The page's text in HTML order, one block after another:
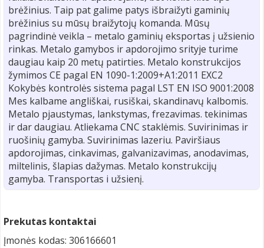
brėžinius. Taip pat galime patys išbraižyti gaminių
brėžinius su mūsų braižytojų komanda. Mūsų
pagrindinė veikla – metalo gaminių eksportas į užsienio
rinkas. Metalo gamybos ir apdorojimo srityje turime
daugiau kaip 20 metų patirties. Metalo konstrukcijos
žymimos CE pagal EN 1090-1:2009+A1:2011 EXC2
Kokybės kontrolės sistema pagal LST EN ISO 9001:2008
Mes kalbame angliškai, rusiškai, skandinavų kalbomis.
Metalo pjaustymas, lankstymas, frezavimas. tekinimas
ir dar daugiau. Atliekama CNC staklėmis. Suvirinimas ir
ruošinių gamyba. Suvirinimas lazeriu. Paviršiaus
apdorojimas, cinkavimas, galvanizavimas, anodavimas,
miltelinis, šlapias dažymas. Metalo konstrukcijų
gamyba. Transportas i užsienį.
Prekutas kontaktai
Įmonės kodas: 306166601